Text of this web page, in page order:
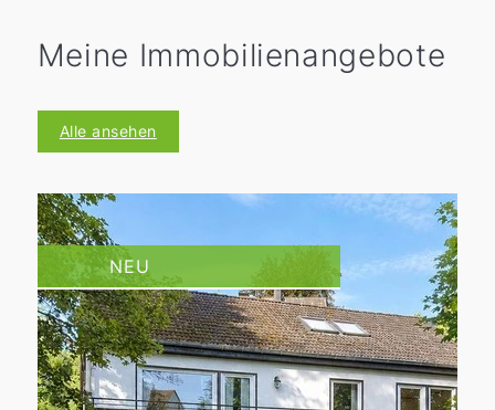
Meine Immobilienangebote
Alle ansehen
NEU